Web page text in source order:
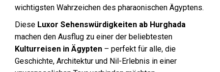
wichtigsten Wahrzeichen des pharaonischen Ägyptens.
Diese Luxor Sehenswürdigkeiten ab Hurghada
machen den Ausflug zu einer der beliebtesten
Kulturreisen in Ägypten – perfekt für alle, die
Geschichte, Architektur und Nil-Erlebnis in einer